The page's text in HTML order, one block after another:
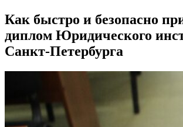
Как быстро и безопасно
диплом Юридического
Санкт-Петербурга